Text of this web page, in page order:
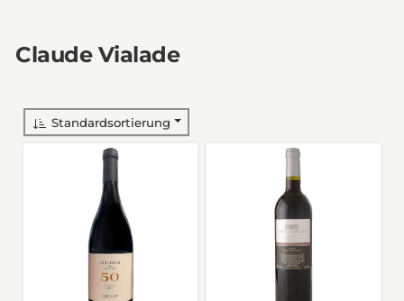
Claude Vialade
Standardsortierung